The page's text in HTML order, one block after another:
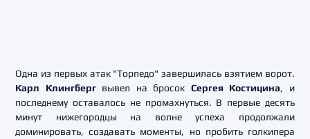
Одна из первых атак "Торпедо" завершилась взятием ворот.
Карл Клингберг вывел на бросок Сергея Костицина, и
последнему оставалось не промахнуться. В первые десять
минут нижегородцы на волне успеха продолжали
доминировать, создавать моменты, но пробить голкипера